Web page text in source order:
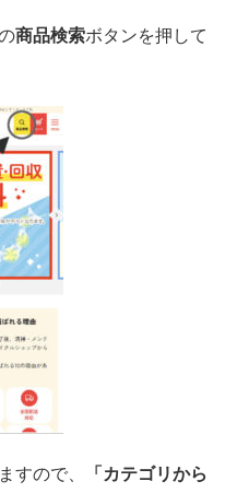
商品検索ボタンを押して
すので、
「カテゴリから